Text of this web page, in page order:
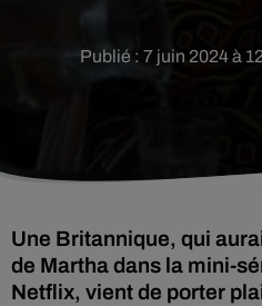
Publié : 7 juin 2024 à
Une Britannique, qui
de Martha dans la mini-
Netflix, vient de porter